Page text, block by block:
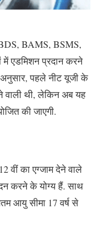
BAMS, BSMS,
एडमिशन प्रदान करने
अनुसार, पहले नीट यूजी के
वाली थी, लेकिन अब यह
की जाएगी.
वीं का एग्जाम देने वाले
करने के योग्य हैं. साथ
आयु सीमा 17 वर्ष से